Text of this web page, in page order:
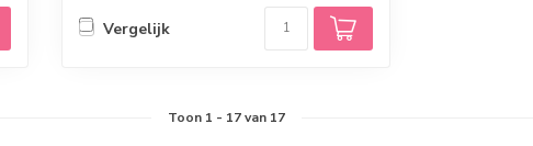
Vergelijk
Toon 1 - 17van 17